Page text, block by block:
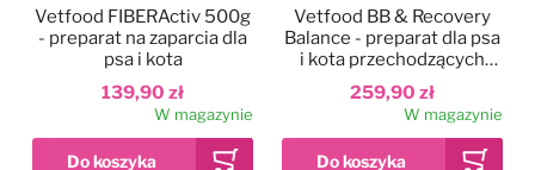
139,90 zł
Vetfood FIBERActiv 500g
- preparat na zaparcia dla
psa i kota
W magazynie
259,90 zł
Vetfood BB & Recovery
Balance - preparat dla psa
i kota przechodzących
proces rekonwalescencji
W magazynie